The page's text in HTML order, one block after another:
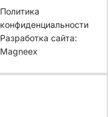
Политика
конфиденциальности
Разработка сайта:
Magneex